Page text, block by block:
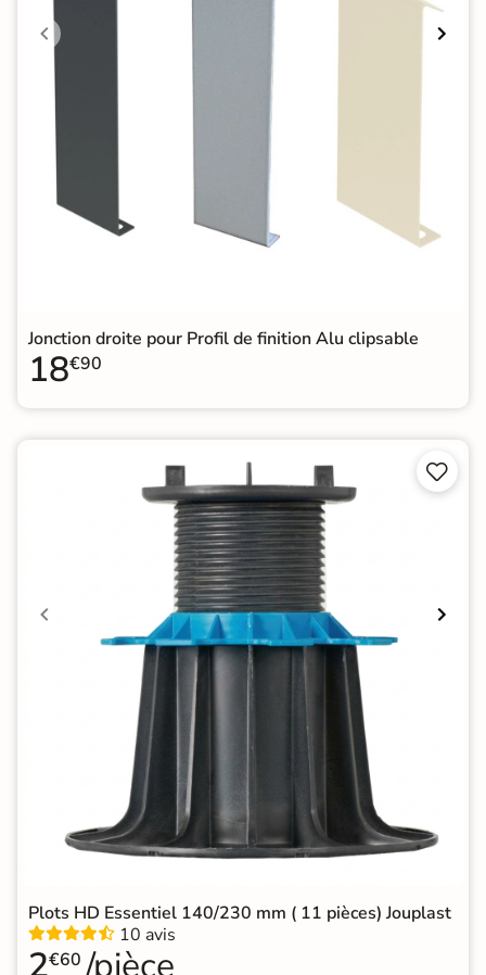
Jonction droite pour Profil de finition Alu clipsable
18€90


Plots HD Essentiel 140/230 mm ( 11 pièces) Jouplast
10 avis
€60